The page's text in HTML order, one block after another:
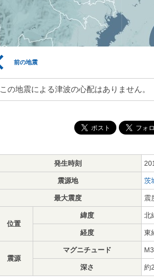
前の地震
この地震による津波の心配はありません。
発生時刻
震源地 茨
最大震度 震
位置
緯度 北
経度 東
震源
マグニチュード
深さ 約